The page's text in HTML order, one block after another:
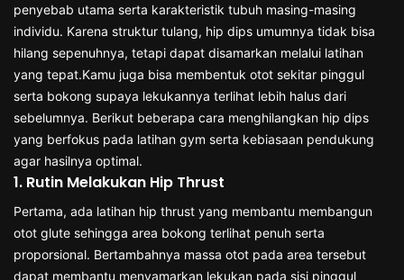
penyebab utama serta karakteristik tubuh masing-masing
individu. Karena struktur tulang, hip dips umumnya tidak bisa
hilang sepenuhnya, tetapi dapat disamarkan melalui latihan
yang tepat.Kamu juga bisa membentuk otot sekitar pinggul
serta bokong supaya lekukannya terlihat lebih halus dari
sebelumnya. Berikut beberapa cara menghilangkan hip dips
yang berfokus pada latihan gym serta kebiasaan pendukung
agar hasilnya optimal.
1. Rutin Melakukan Hip Thrust
Pertama, ada latihan hip thrust yang membantu membangun
otot glute sehingga area bokong terlihat penuh serta
proporsional. Bertambahnya massa otot pada area tersebut
dapat membantu menyamarkan lekukan pada sisi pinggul